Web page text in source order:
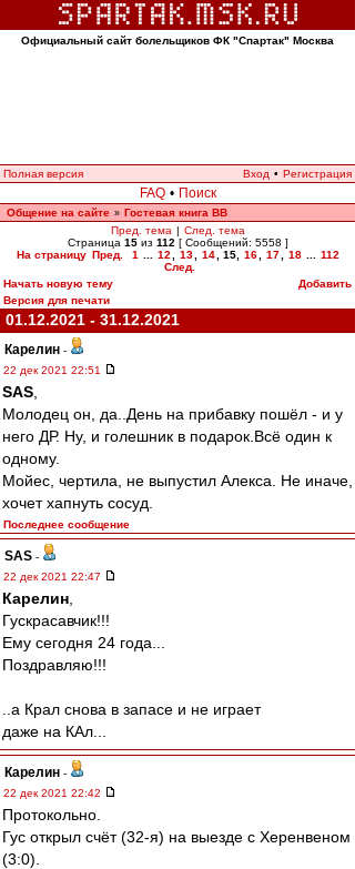
Официальный сайт болельщиков ФК "Спартак" Москва
Полная версия Вход • Регистрация
FAQ • Поиск
Общение на сайте » Гостевая книга ВВ
Пред. тема | След. тема
Страница 15из 112 [ Сообщений: 5558 ]
На страницу Пред. 1 12 13 14 15, 16 17 18
112
След.
Начать новую тему
Добавить
Версия для печати
01.12.2021 - 31.12.2021
Карелин -
22 дек 2021 22:51
SAS
Молодец он, да..День на прибавку пошёл - и у
него ДР. Ну, и голешник в подарок.Всё один к
одному.
Мойес, чертила, не выпустил Алекса. Не иначе,
хочет хапнуть сосуд.
Последнее сообщение
SAS -
22 дек 2021 22:47
Карелин
Гускрасавчик!!!
Ему сегодня 24 года...
Поздравляю!!!
..а Крал снова в запасе и не играет
даже на КАл...
Карелин -
22 дек 2021 22:42
Протокольно.
Гус открыл счёт (32-я) на выезде с Херенвеном
(3:0).